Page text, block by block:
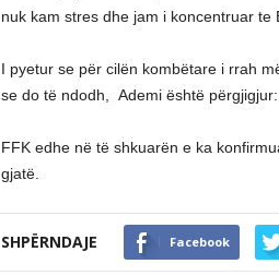
nuk kam stres dhe jam i koncentruar te
I pyetur se për cilën kombëtare i rrah
se do të ndodh, Ademi është përgjigjur:
FFK edhe në të shkuarën e ka
gjatë.
SHPËRNDAJE Facebook